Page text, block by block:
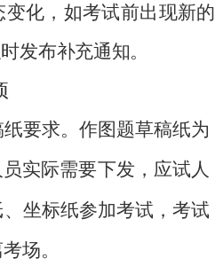
化，如考试前出现新的
发布补充通知。
纸要求。作图题草稿纸为
实际需要下发，应试人
坐标纸参加考试，考试
场。